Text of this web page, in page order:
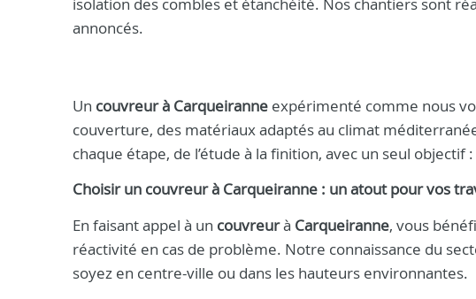
annoncés.
Un couvreur à Carqueiranne expérimenté comme nous
couverture, des matériaux adaptés au climat
chaque étape, de l’étude à la finition, avec un seul objectif
Choisir un couvreurà Carqueiranne : un atout pour vos
En faisant appel à un couvreurà Carqueiranne, vous
réactivité en cas de problème. Notre connaissance du
soyez en centre-ville ou dans les hauteurs environnantes.